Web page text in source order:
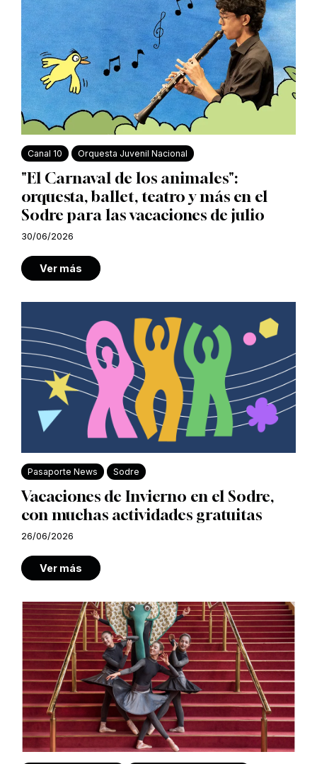
Canal 10 Orquesta Juvenil Nacional
"El Carnaval de los animales":
orquesta, ballet, teatro y más en el
Sodre para las vacaciones de julio
30/06/2026
Ver más
Pasaporte News Sodre
Vacaciones de Invierno en el Sodre,
con muchas actividades gratuitas
26/06/2026
Ver más